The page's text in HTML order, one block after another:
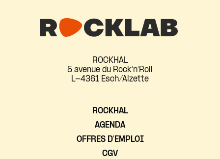
ROCKHAL
5 avenue du Rock'n'Roll
L-4361 Esch/Alzette
ROCKHAL
AGENDA
OFFRES D’EMPLOI
CGV